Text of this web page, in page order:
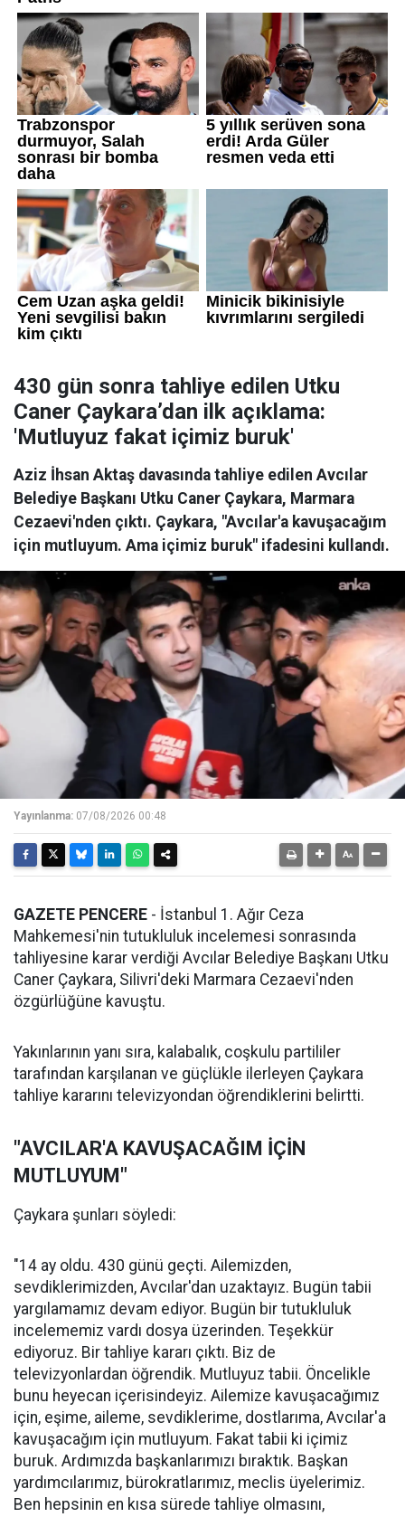
430 gün sonra tahliye edilen Utku
Caner Çaykara’dan ilk açıklama:
'Mutluyuz fakat içimiz buruk'
Aziz İhsan Aktaş davasında tahliye edilen Avcılar
Belediye Başkanı Utku Caner Çaykara, Marmara
Cezaevi'nden çıktı. Çaykara, "Avcılar'a kavuşacağım
için mutluyum. Ama içimiz buruk" ifadesini kullandı.
Yayınlanma: 07/08/2026 00:48
GAZETE PENCERE - İstanbul 1. Ağır Ceza
Mahkemesi'nin tutukluluk incelemesi sonrasında
tahliyesine karar verdiği Avcılar Belediye Başkanı Utku
Caner Çaykara, Silivri'deki Marmara Cezaevi'nden
özgürlüğüne kavuştu.
Yakınlarının yanı sıra, kalabalık, coşkulu partililer
tarafından karşılanan ve güçlükle ilerleyen Çaykara
tahliye kararını televizyondan öğrendiklerini belirtti.
"AVCILAR'A KAVUŞACAĞIM İÇİN
MUTLUYUM"
Çaykara şunları söyledi:
"14 ay oldu. 430 günü geçti. Ailemizden,
sevdiklerimizden, Avcılar'dan uzaktayız. Bugün tabii
yargılamamız devam ediyor. Bugün bir tutukluluk
incelememiz vardı dosya üzerinden. Teşekkür
ediyoruz. Bir tahliye kararı çıktı. Biz de
televizyonlardan öğrendik. Mutluyuz tabii. Öncelikle
bunu heyecan içerisindeyiz. Ailemize kavuşacağımız
için, eşime, aileme, sevdiklerime, dostlarıma, Avcılar'a
kavuşacağım için mutluyum. Fakat tabii ki içimiz
buruk. Ardımızda başkanlarımızı bıraktık. Başkan
yardımcılarımız, bürokratlarımız, meclis üyelerimiz.
Ben hepsinin en kısa sürede tahliye olmasını,